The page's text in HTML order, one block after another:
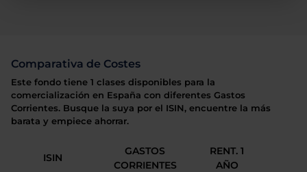
Comparativa de Costes
Este fondo tiene 1 clases disponibles para la
comercialización en España con diferentes Gastos
Corrientes. Busque la suya por el ISIN, encuentre la más
barata y empiece ahorrar.
ISIN
GASTOS
CORRIENTES
RENT. 1
AÑO